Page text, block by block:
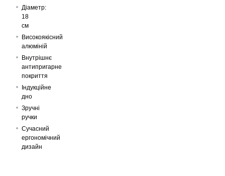
Діаметр:
18
см
Високоякісний
алюміній
Внутрішнє
антипригарне
покриття
Індукційне
дно
Зручні
ручки
Сучасний
ергономічний
дизайн